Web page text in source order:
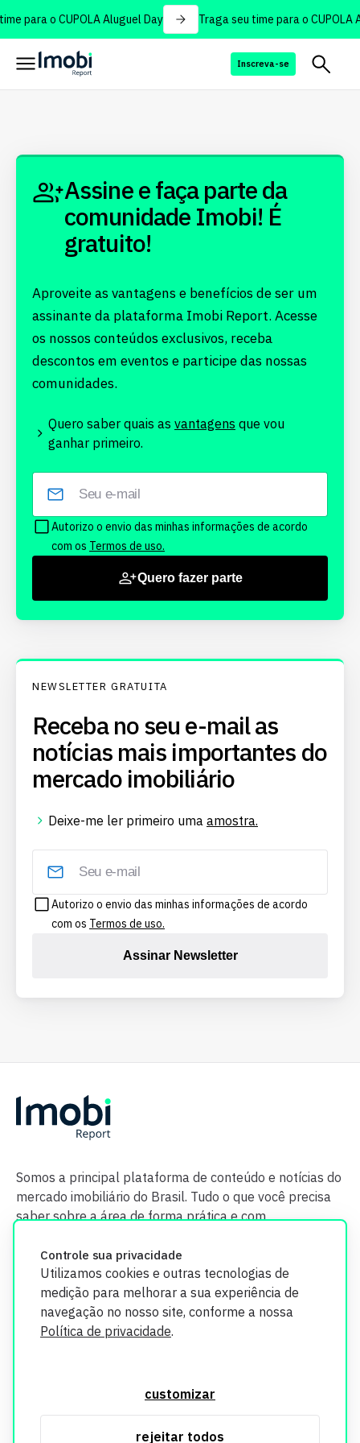
para o CUPOLA Aluguel Day Traga seu time para o CUPOLA
Inscreva-se
Controle sua privacidade
Utilizamos cookies e outras tecnologias de
medição para melhorar a sua experiência de
navegação no nosso site, conforme a nossa
Política de privacidade.
customizar
rejeitar todos
Assine e faça parte da
comunidade Imobi! É
gratuito!
Aproveite as vantagens e benefícios de ser um
assinante da plataforma Imobi Report. Acesse
os nossos conteúdos exclusivos, receba
descontos em eventos e participe das nossas
comunidades.
Quero saber quais as vantagens que vou
ganhar primeiro.
Autorizo o envio das minhas informações de acordo
com os Termos de uso.
Quero fazer parte
NEWSLETTER GRATUITA
Receba no seu e-mail as
notícias mais importantes do
mercado imobiliário
Deixe-me ler primeiro uma amostra.
Autorizo o envio das minhas informações de acordo
com os Termos de uso.
Assinar Newsletter
Somos a principal plataforma de conteúdo e notícias do
mercado imobiliário do Brasil. Tudo o que você precisa
saber sobre a área de forma prática e com
segurança. Todos os dados coletados em nosso site são
utilizados exclusivamente para fins de aprimoramento de
informações, consulte nossa Política de Privacidade.